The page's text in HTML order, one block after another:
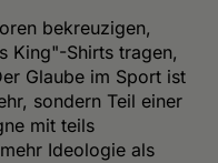
bekreuzigen,
King"-Shirts tragen,
Glaube im Sport ist
sondern Teil einer
mit teils
Ideologie als